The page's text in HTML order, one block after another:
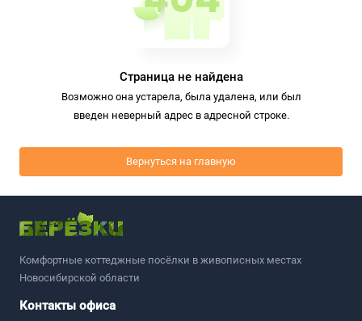
Страница не найдена
Возможно она устарела, была удалена, или был
введен неверный адрес в адресной строке.
Вернуться на главную
Комфортные коттеджные посёлки в живописных местах
Новосибирской области
Контакты офиса